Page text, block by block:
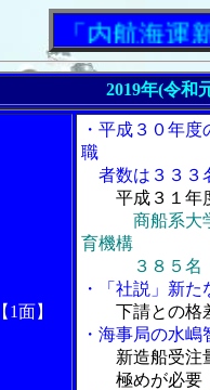
「内航海運新聞
2019年(令和
【1面】
・平成３０年
職
者数は３３３
平成３１年
商船系大
育機構
３８５名
・「社説」新
下請との格
・海事局の水
新造船受注
極めが必要